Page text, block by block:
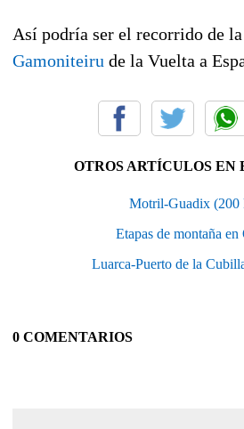
Así podría ser el recorrido de la
Gamoniteiru de la Vuelta a
OTROS ARTÍCULOS EN
Motril-Guadix (200
Etapas de montaña
Luarca-Puerto de la
0 COMENTARIOS